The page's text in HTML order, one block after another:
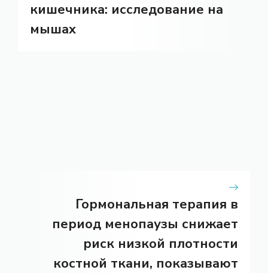
кишечника: исследование на
мышах
Гормональная терапия в
период менопаузы снижает
риск низкой плотности
костной ткани, показывают